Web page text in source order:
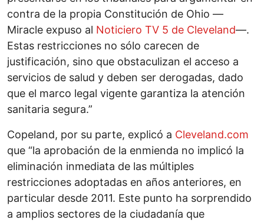
contra de la propia Constitución de Ohio —
Miracle expuso al Noticiero TV 5 de Cleveland—.
Estas restricciones no sólo carecen de
justificación, sino que obstaculizan el acceso a
servicios de salud y deben ser derogadas, dado
que el marco legal vigente garantiza la atención
sanitaria segura.”
Copeland, por su parte, explicó a Cleveland.com
que “la aprobación de la enmienda no implicó la
eliminación inmediata de las múltiples
restricciones adoptadas en años anteriores, en
particular desde 2011. Este punto ha sorprendido
a amplios sectores de la ciudadanía que